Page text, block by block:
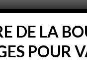
DE LA
POUR